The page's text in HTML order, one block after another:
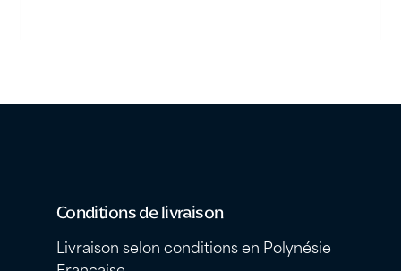
Conditions de livraison
Livraison selon conditions en Polynésie